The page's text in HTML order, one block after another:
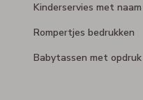
Kinderservies met naam
Rompertjes bedrukken
Babytassen met opdruk